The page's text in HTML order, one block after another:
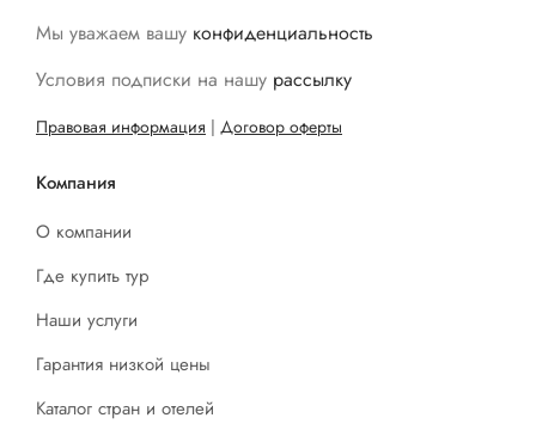
Мы уважаем вашу конфиденциальность
Условия подписки на нашу рассылку
Правовая информация | Договор оферты
Компания
О компании
Где купить тур
Наши услуги
Гарантия низкой цены
Каталог стран и отелей